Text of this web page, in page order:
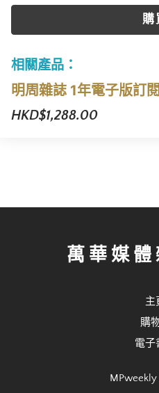
購
相關產品：
明周雜誌 1年電子版訂閱
HKD$1,288.00
萬華媒體
主
購
電子